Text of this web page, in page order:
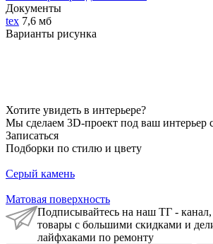
Документы
tex 7,6 мб
Варианты рисунка
Хотите увидеть в интерьере?
Мы сделаем 3D-проект под ваш интерьер
Записаться
Подборки по стилю и цвету
Серый камень
Матовая поверхность
Подписывайтесь на наш ТГ -
товары с большими скидками и
лайфхаками по ремонту